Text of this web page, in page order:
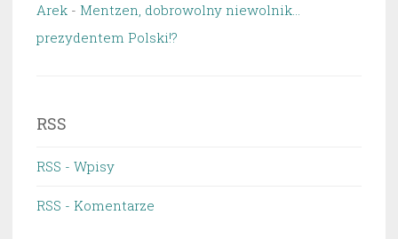
Arek - Mentzen, dobrowolny niewolnik…
prezydentem Polski!?
RSS
RSS - Wpisy
RSS - Komentarze